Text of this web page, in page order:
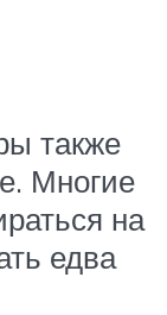
также
Многие
на
едва